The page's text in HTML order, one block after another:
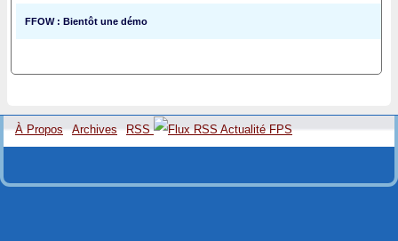
FFOW : Bientôt une démo
À Propos Archives RSS